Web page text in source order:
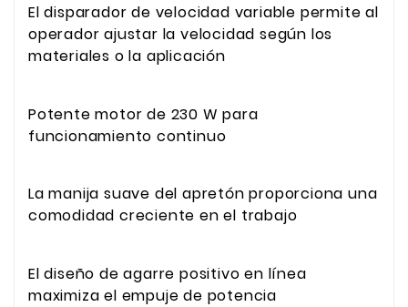
El disparador de velocidad variable permite al
operador ajustar la velocidad según los
materiales o la aplicación
Potente motor de 230 W para
funcionamiento continuo
La manija suave del apretón proporciona una
comodidad creciente en el trabajo
El diseño de agarre positivo en línea
maximiza el empuje de potencia